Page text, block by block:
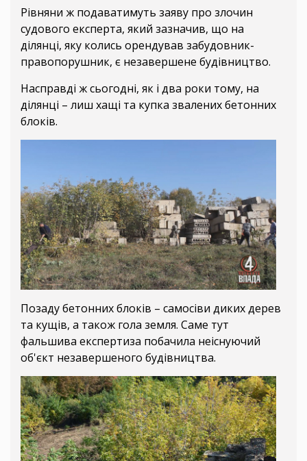
Рівняни ж подаватимуть заяву про злочин
судового експерта, який зазначив, що на
ділянці, яку колись орендував забудовник-
правопорушник, є незавершене будівництво.
Насправді ж сьогодні, як і два роки тому, на
ділянці – лиш хащі та купка звалених бетонних
блоків.
Позаду бетонних блоків – самосіви диких дерев
та кущів, а також гола земля. Саме тут
фальшива експертиза побачила неіснуючий
об'єкт незавершеного будівництва.